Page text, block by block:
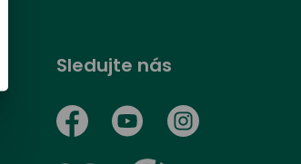
Sledujte nás